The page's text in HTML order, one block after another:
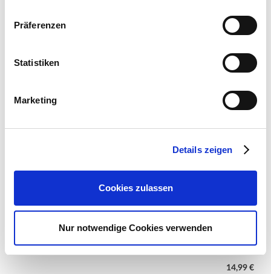
Präferenzen
Statistiken
Marketing
Details zeigen
Cookies zulassen
Nur notwendige Cookies verwenden
Lichthaus-Zubehör: Miniatur-LED-Straßenlaterne
14,99 €